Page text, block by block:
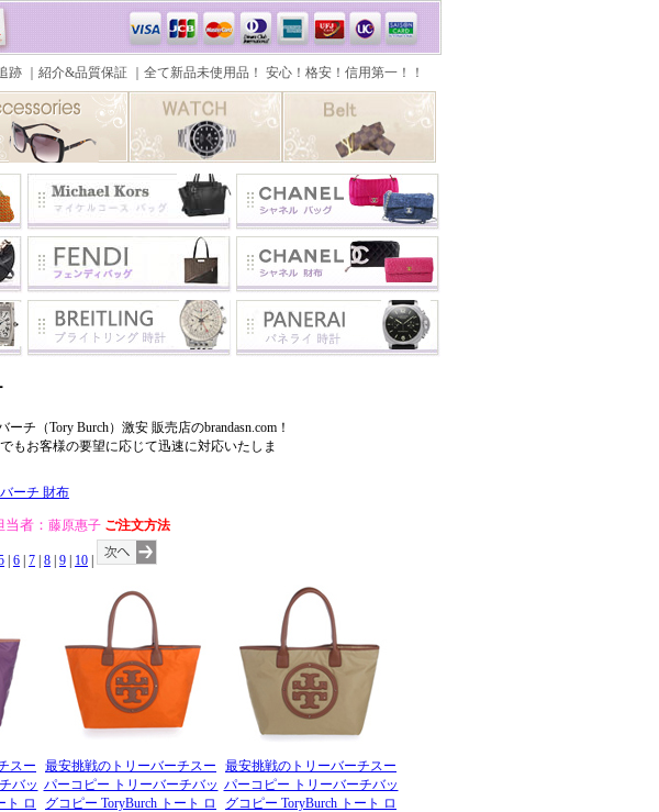
チ（Tory Burch）激安 販売店のbrandasn.com！
もお客様の要望に応じて迅速に対応いたしま
ーチ 財布
6 7 8 9 10
スー
バッ
ト ロ
最安挑戦のトリーバーチスー
パーコピー トリーバーチバッ
グコピー ToryBurch トート ロ
最安挑戦のトリーバーチスー
パーコピー トリーバーチバッ
グコピー ToryBurch トート ロ